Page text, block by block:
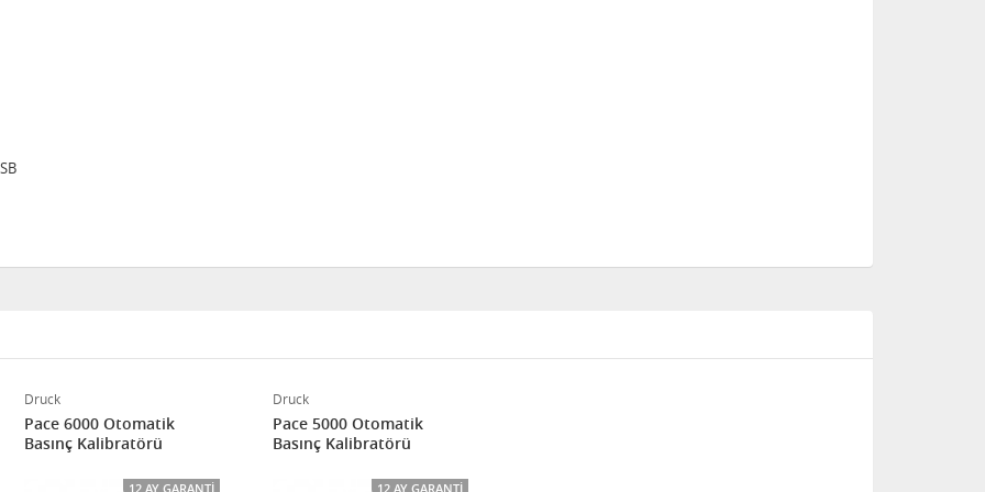
Druck
Pace 6000 Otomatik
Basınç Kalibratörü
12 AY GARANTI
Druck
Pace 5000 Otomatik
Basınç Kalibratörü
12 AY GARANTI